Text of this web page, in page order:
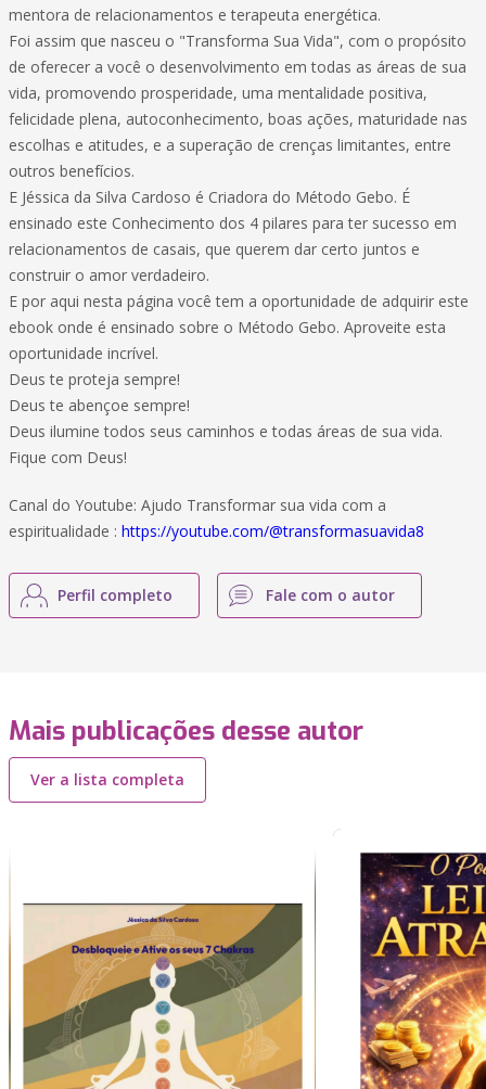
mentora de relacionamentos e terapeuta energética.
Foi assim que nasceu o "Transforma Sua Vida", com o propósito
de oferecer a você o desenvolvimento em todas as áreas de sua
vida, promovendo prosperidade, uma mentalidade positiva,
felicidade plena, autoconhecimento, boas ações, maturidade nas
escolhas e atitudes, e a superação de crenças limitantes, entre
outros benefícios.
E Jéssica da Silva Cardoso é Criadora do Método Gebo. É
ensinado este Conhecimento dos 4 pilares para ter sucesso em
relacionamentos de casais, que querem dar certo juntos e
construir o amor verdadeiro.
E por aqui nesta página você tem a oportunidade de adquirir este
ebook onde é ensinado sobre o Método Gebo. Aproveite esta
oportunidade incrível.
Deus te proteja sempre!
Deus te abençoe sempre!
Deus ilumine todos seus caminhos e todas áreas de sua vida.
Fique com Deus!
Canal do Youtube: Ajudo Transformar sua vida com a
espiritualidade : https://youtube.com/@transformasuavida8
Perfil completo Fale com o autor
Mais publicações desse autor
Ver a lista completa